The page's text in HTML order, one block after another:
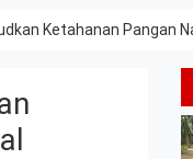
Ketahanan Pangan